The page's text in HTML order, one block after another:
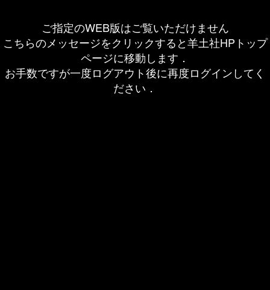
ご指定のWEB版はご覧いただけません
こちらのメッセージをクリックすると羊土社HPトップ
ページに移動します．
お手数ですが一度ログアウト後に再度ログインしてく
ださい．